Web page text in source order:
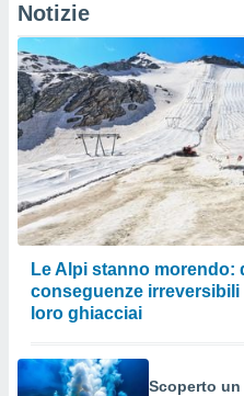
Notizie
Le Alpi stanno morendo:
conseguenze
loro ghiacciai
Scoperto